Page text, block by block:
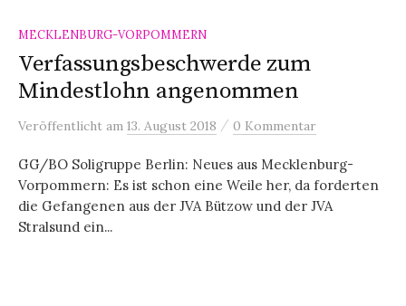
MECKLENBURG-VORPOMMERN
Verfassungsbeschwerde zum
Mindestlohn angenommen
Veröffentlicht am 13. August 2018 / 0 Kommentar
GG/BO Soligruppe Berlin: Neues aus Mecklenburg-
Vorpommern: Es ist schon eine Weile her, da forderten
die Gefangenen aus der JVA Bützow und der JVA
Stralsund ein...